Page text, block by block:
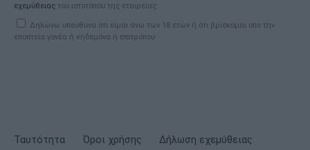
εχεμύθειας του ιστοτόπου της εταιρείας
Δηλώνω υπεύθυνα ότι είμαι άνω των 18 ετών ή ότι βρίσκομαι υπό την
εποπτεία γονέα ή κηδεμόνα ή επιτρόπου
Ταυτότητα Όροι χρήσης Δήλωση εχεμύθειας